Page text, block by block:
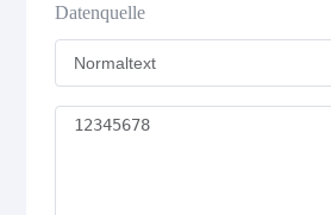
CODE 39 Mod 43
CODE 93
Codabar
Datenquelle